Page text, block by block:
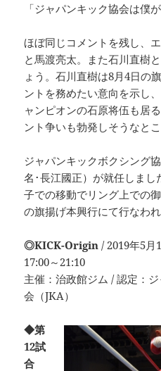
「ジャパンキック協会は僕
ほぼ同じコメントを残し、
と馬渡亮太。また石川直樹
ょう。石川直樹は8月4日の
ントを務めたい意向を示し
ャンピオンの石原将伍も居
ント争いも勃発しそうなとこ
ジャパンキックボクシング
名･長江國正）が就任しま
子での移動でリング上での
の旗揚げ本興行にて行なわ
◎KICK-Origin / 2019年5月
17:00～21:10
主催：治政館ジム / 認定：
会（JKA）
◆第
12試
合